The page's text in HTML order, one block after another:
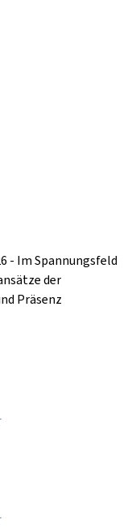
- Im Spannungsfeld
der
Präsenz